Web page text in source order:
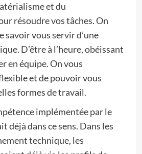
et du
résoudre vos tâches. On
savoir vous servir d’une
D’être à l’heure, obéissant
en équipe. On vous
et de pouvoir vous
formes de travail.
implémentée par le
déjà dans ce sens. Dans les
technique, les